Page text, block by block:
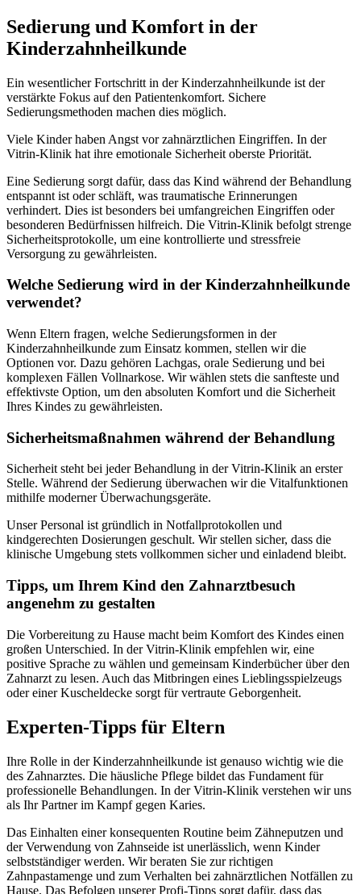
Sedierung und Komfort in der
Kinderzahnheilkunde
Ein wesentlicher Fortschritt in der Kinderzahnheilkunde ist der
verstärkte Fokus auf den Patientenkomfort. Sichere
Sedierungsmethoden machen dies möglich.
Viele Kinder haben Angst vor zahnärztlichen Eingriffen. In der
Vitrin-Klinik hat ihre emotionale Sicherheit oberste Priorität.
Eine Sedierung sorgt dafür, dass das Kind während der Behandlung
entspannt ist oder schläft, was traumatische Erinnerungen
verhindert. Dies ist besonders bei umfangreichen Eingriffen oder
besonderen Bedürfnissen hilfreich. Die Vitrin-Klinik befolgt strenge
Sicherheitsprotokolle, um eine kontrollierte und stressfreie
Versorgung zu gewährleisten.
Welche Sedierung wird in der Kinderzahnheilkunde
verwendet?
Wenn Eltern fragen, welche Sedierungsformen in der
Kinderzahnheilkunde zum Einsatz kommen, stellen wir die
Optionen vor. Dazu gehören Lachgas, orale Sedierung und bei
komplexen Fällen Vollnarkose. Wir wählen stets die sanfteste und
effektivste Option, um den absoluten Komfort und die Sicherheit
Ihres Kindes zu gewährleisten.
Sicherheitsmaßnahmen während der Behandlung
Sicherheit steht bei jeder Behandlung in der Vitrin-Klinik an erster
Stelle. Während der Sedierung überwachen wir die Vitalfunktionen
mithilfe moderner Überwachungsgeräte.
Unser Personal ist gründlich in Notfallprotokollen und
kindgerechten Dosierungen geschult. Wir stellen sicher, dass die
klinische Umgebung stets vollkommen sicher und einladend bleibt.
Tipps, um Ihrem Kind den Zahnarztbesuch
angenehm zu gestalten
Die Vorbereitung zu Hause macht beim Komfort des Kindes einen
großen Unterschied. In der Vitrin-Klinik empfehlen wir, eine
positive Sprache zu wählen und gemeinsam Kinderbücher über den
Zahnarzt zu lesen. Auch das Mitbringen eines Lieblingsspielzeugs
oder einer Kuscheldecke sorgt für vertraute Geborgenheit.
Experten-Tipps für Eltern
Ihre Rolle in der Kinderzahnheilkunde ist genauso wichtig wie die
des Zahnarztes. Die häusliche Pflege bildet das Fundament für
professionelle Behandlungen. In der Vitrin-Klinik verstehen wir uns
als Ihr Partner im Kampf gegen Karies.
Das Einhalten einer konsequenten Routine beim Zähneputzen und
der Verwendung von Zahnseide ist unerlässlich, wenn Kinder
selbstständiger werden. Wir beraten Sie zur richtigen
Zahnpastamenge und zum Verhalten bei zahnärztlichen Notfällen zu
Hause. Das Befolgen unserer Profi-Tipps sorgt dafür, dass das